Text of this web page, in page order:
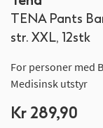
TENA Pants
str. XXL, 12stk
For personer med
Medisinsk utstyr
Kr 289,90
til
begynnelsen
av